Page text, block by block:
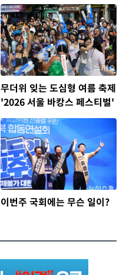
무더위 잊는 도심형 여름 축제
'2026 서울 바캉스 페스티벌'
이번주 국회에는 무슨 일이?